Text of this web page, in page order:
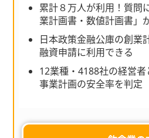
累計８万人が利用！質問
業計画書・数値計画書」
日本政策金融公庫の創業
融資申請に利用できる
12業種・4188社の経営
事業計画の安全率を判定